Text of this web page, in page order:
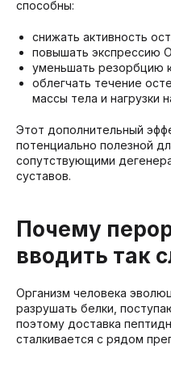
способны:
снижать активность
повышать экспрессию
уменьшать резорбцию
облегчать течение
массы тела и нагрузки
Этот дополнительный
потенциально полезной
сопутствующими
суставов.
Почему
вводить так
Организм человека
разрушать белки,
поэтому доставка
сталкивается с рядом